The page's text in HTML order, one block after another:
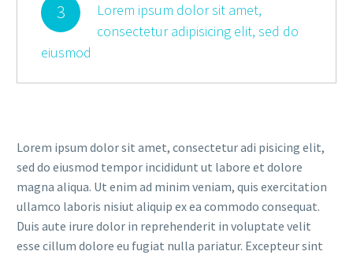
3
Lorem ipsum dolor sit amet,
consectetur adipisicing elit, sed do
eiusmod
Lorem ipsum dolor sit amet, consectetur adi pisicing elit,
sed do eiusmod tempor incididunt ut labore et dolore
magna aliqua. Ut enim ad minim veniam, quis exercitation
ullamco laboris nisiut aliquip ex ea commodo consequat.
Duis aute irure dolor in reprehenderit in voluptate velit
esse cillum dolore eu fugiat nulla pariatur. Excepteur sint